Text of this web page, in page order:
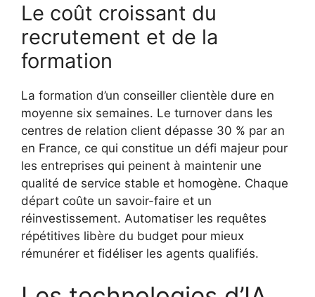
Le coût croissant du
recrutement et de la
formation
La formation d’un conseiller clientèle dure en
moyenne six semaines. Le turnover dans les
centres de relation client dépasse 30 % par an
en France, ce qui constitue un défi majeur pour
les entreprises qui peinent à maintenir une
qualité de service stable et homogène. Chaque
départ coûte un savoir-faire et un
réinvestissement. Automatiser les requêtes
répétitives libère du budget pour mieux
rémunérer et fidéliser les agents qualifiés.